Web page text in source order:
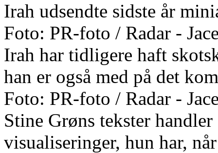
Irah udsendte sidste år
Foto: PR-foto / Radar -
Irah har tidligere haft
han er også med på det
Foto: PR-foto / Radar -
Stine Grøns tekster
visualiseringer, hun har,